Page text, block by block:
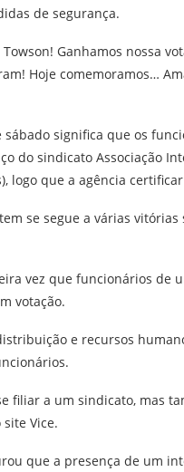
de segurança.
Towson! Ganhamos nossa
Hoje comemoramos…
sábado significa que os
do sindicato Associação
logo que a agência
se segue a várias
vez que funcionários de
votação.
e recursos
filiar a um sindicato, mas
Vice.
que a presença de um